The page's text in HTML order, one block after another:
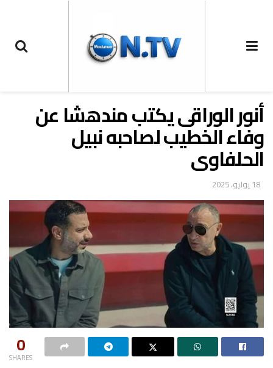
أنور الوراقى يكتب مندهشا عن
وفاء الخطيب لصاحبه نبيل
الحلفاوى
18 يوليو، 2025
0
SHARES